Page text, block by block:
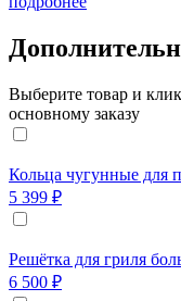
Выберите товар и
основному заказу
Кольца чугунные для
5 399 ₽
Решётка для гриля
6 500 ₽